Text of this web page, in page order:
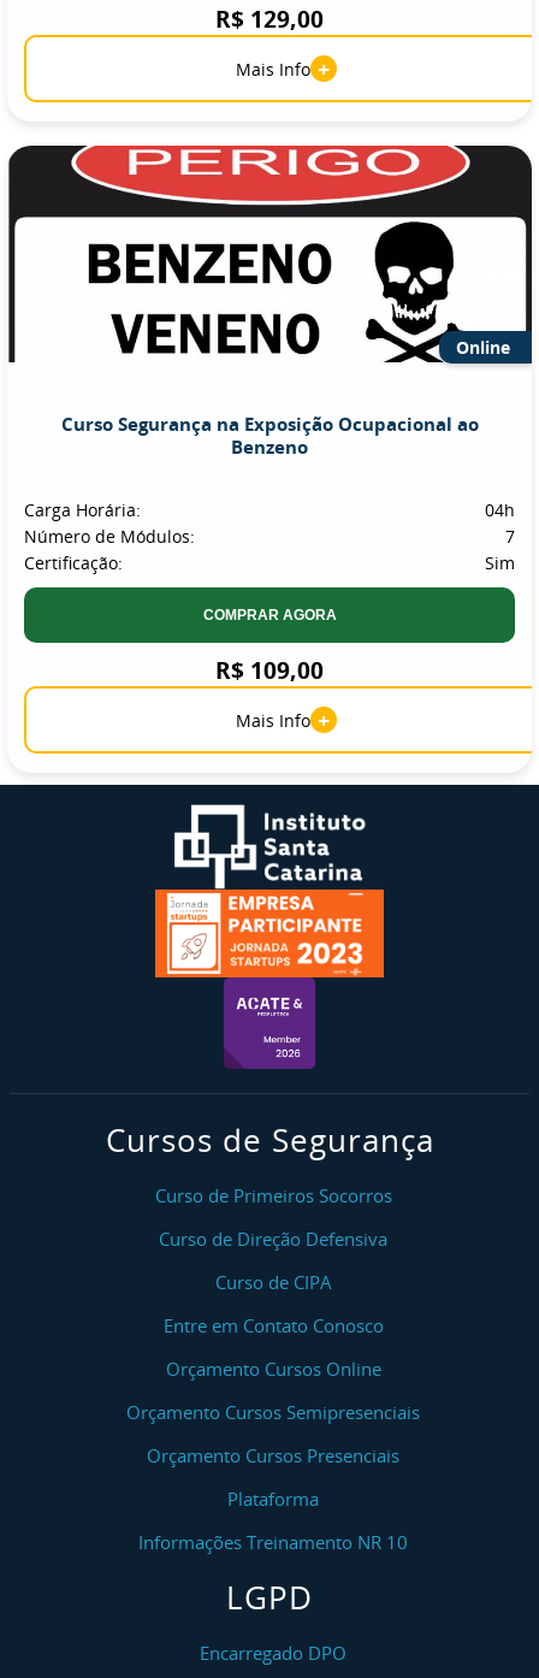
R$ 129,00
Mais Info +
Online
Curso Segurança na Exposição Ocupacional ao
Benzeno
Carga Horária:
04h
Número de Módulos:
7
Certificação:
Sim
COMPRAR AGORA
R$ 109,00
Mais Info +
Cursos de Segurança
Curso de Primeiros Socorros
Curso de Direção Defensiva
Curso de CIPA
Entre em Contato Conosco
Orçamento Cursos Online
Orçamento Cursos Semipresenciais
Orçamento Cursos Presenciais
Plataforma
Informações Treinamento NR 10
LGPD
Encarregado DPO